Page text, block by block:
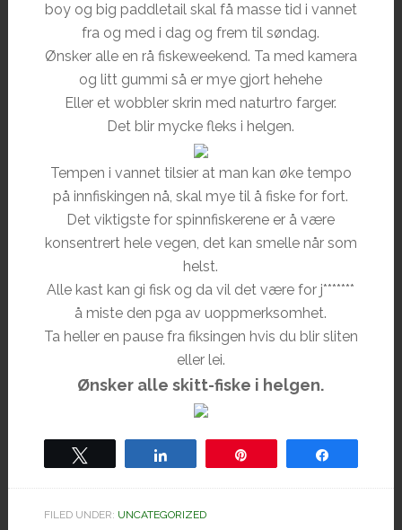
boy og big paddletail skal få masse tid i vannet
fra og med i dag og frem til søndag.
Ønsker alle en rå fiskeweekend. Ta med kamera
og litt gummi så er mye gjort hehehe
Eller et wobbler skrin med naturtro farger.
Det blir mycke fleks i helgen.
Tempen i vannet tilsier at man kan øke tempo
på innfiskingen nå, skal mye til å fiske for fort.
Det viktigste for spinnfiskerene er å være
konsentrert hele vegen, det kan smelle når som
helst.
Alle kast kan gi fisk og da vil det være for j*******
å miste den pga av uoppmerksomhet.
Ta heller en pause fra fiksingen hvis du blir sliten
eller lei.
Ønsker alle skitt-fiske i helgen.
FILED UNDER: UNCATEGORIZED